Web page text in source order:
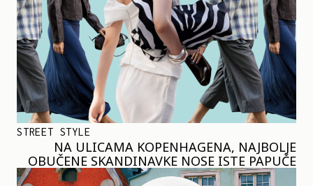
STREET STYLE
NA ULICAMA KOPENHAGENA, NAJBOLJE
OBUČENE SKANDINAVKE NOSE ISTE PAPUČE